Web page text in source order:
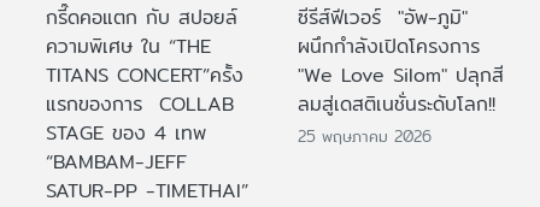
กรี๊ดคอแตก กับ สปอยล์
ความพิเศษ ใน “THE
TITANS CONCERT”ครั้ง
แรกของการ COLLAB
STAGE ของ 4 เทพ
“BAMBAM-JEFF
SATUR-PP -TIMETHAI”
ซีรีส์ฟีเวอร์ "อัพ-ภูมิ"
ผนึกกำลังเปิดโครงการ
"We Love Silom" ปลุกสี
ลมสู่เดสติเนชั่นระดับโลก!!
25 พฤษภาคม 2026